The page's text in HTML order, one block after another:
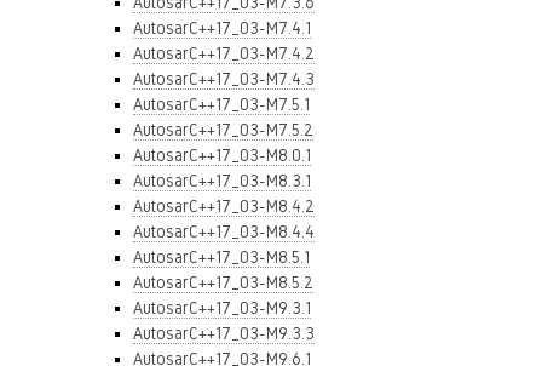
AutosarC++17_03-M7.4.1
AutosarC++17_03-M7.4.2
AutosarC++17_03-M7.4.3
AutosarC++17_03-M7.5.1
AutosarC++17_03-M7.5.2
AutosarC++17_03-M8.0.1
AutosarC++17_03-M8.3.1
AutosarC++17_03-M8.4.2
AutosarC++17_03-M8.4.4
AutosarC++17_03-M8.5.1
AutosarC++17_03-M8.5.2
AutosarC++17_03-M9.3.1
AutosarC++17_03-M9.3.3
AutosarC++17_03-M9.6.1